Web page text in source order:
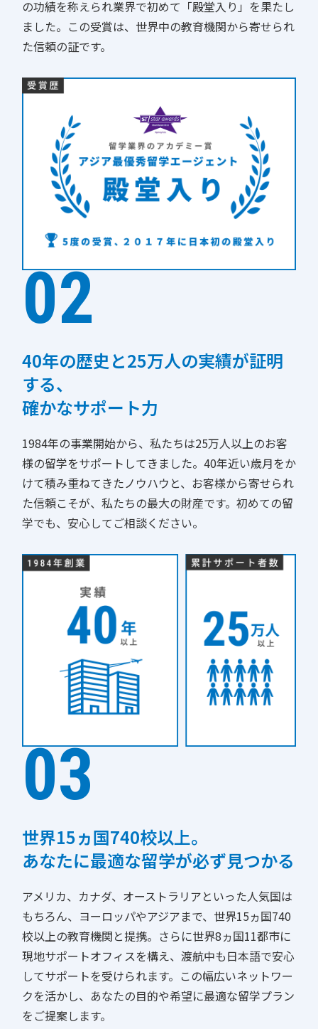
の功績を称えられ業界で初めて「殿堂入り」を果たし
ました。この受賞は、世界中の教育機関から寄せられ
た信頼の証です。
02
40年の歴史と25万人の実績が証明
する、
確かなサポート力
1984年の事業開始から、私たちは25万人以上のお客
様の留学をサポートしてきました。40年近い歳月をか
けて積み重ねてきたノウハウと、お客様から寄せられ
た信頼こそが、私たちの最大の財産です。初めての留
学でも、安心してご相談ください。
03
世界15ヵ国740校以上。
あなたに最適な留学が必ず見つかる
アメリカ、カナダ、オーストラリアといった人気国は
もちろん、ヨーロッパやアジアまで、世界15ヵ国740
校以上の教育機関と提携。さらに世界8ヵ国11都市に
現地サポートオフィスを構え、渡航中も日本語で安心
してサポートを受けられます。この幅広いネットワー
クを活かし、あなたの目的や希望に最適な留学プラン
をご提案します。